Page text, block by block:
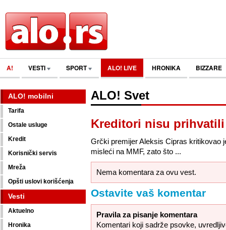
A! VESTI SPORT ALO! LIVE HRONIKA BIZZARE
ALO! mobilni
Tarifa
Ostale usluge
Kredit
Korisnički servis
Mreža
Opšti uslovi korišćenja
Vesti
Aktuelno
Hronika
ALO! Svet
Kreditori nisu
Grčki premijer Aleksis Cipras kritikovao
misleći na MMF, zato što ...
Nema komentara za ovu vest.
Ostavite vaš komentar
Pravila za pisanje komentara
Komentari koji sadrže psovke,